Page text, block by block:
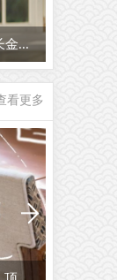
金...
看更多